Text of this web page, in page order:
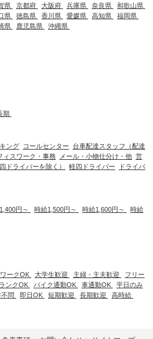
県 京都府 大阪府 兵庫県 奈良県
和歌山県
県 徳島県 香川県 愛媛県 高知県
福岡県
県 鹿児島県 沖縄県
期
ング コールセンター
台車配達スタッフ（配達
ィスワーク・事務 メール・小物仕分け・他 営
ドライバーを除く） 軽四ドライバー
ドライバ
円～ 時給1,500円～ 時給1,600円～
時給
ークOK 大学生歓迎 主婦・主夫歓迎
フリー
ンクOK バイク通勤OK 車通勤OK
平日のみ
問 即日OK 短期歓迎 長期歓迎 高時給